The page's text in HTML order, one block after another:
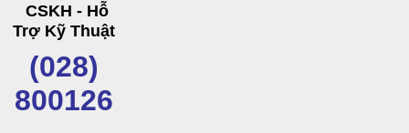
CSKH - Hỗ
Trợ Kỹ Thuật
(028)
800126